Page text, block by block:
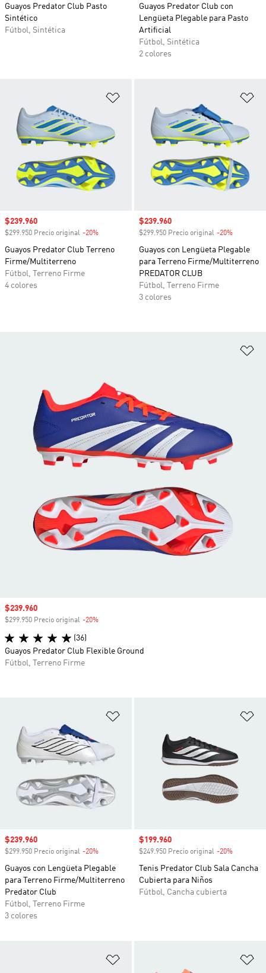
Guayos Predator Club Pasto
Sintético
Fútbol, Sintética
Guayos Predator Club con
Lengüeta Plegable para Pasto
Artificial
Fútbol, Sintética
2 colores
Precio de venta
$239.960
$299.950 Precio original -20%
Guayos Predator Club Terreno
Firme/Multiterreno
Fútbol, Terreno Firme
4 colores
Precio de venta
$239.960
$299.950 Precio original -20%
Guayos con Lengüeta Plegable
para Terreno Firme/Multiterreno
PREDATOR CLUB
Fútbol, Terreno Firme
3 colores
Precio de venta
$239.960
$299.950 Precio original -20%
Guayos con Lengüeta Plegable
para Terreno Firme/Multiterreno
Predator Club
Fútbol, Terreno Firme
3 colores
Precio de venta
$199.960
$249.950 Precio original -20%
Tenis Predator Club Sala Cancha
Cubierta para Niños
Fútbol, Cancha cubierta
Precio de venta
$239.960
$299.950 Precio original -20%
(36)
Guayos Predator Club Flexible Ground
Fútbol, Terreno Firme